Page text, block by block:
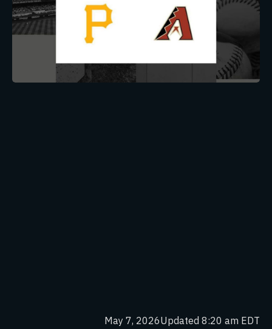
May 7, 2026Updated 8:20 am EDT